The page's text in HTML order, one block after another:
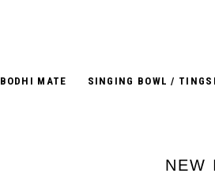
BODHI MATE SINGING BOWL /
NEW